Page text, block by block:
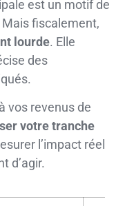
est un motif de
fiscalement,
lourde. Elle
des
vos revenus de
votre tranche
l’impact réel
d’agir.